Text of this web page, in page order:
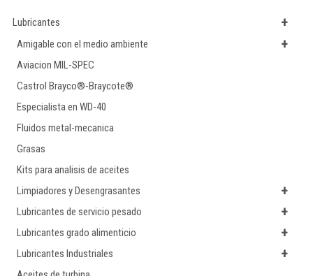
+
Lubricantes
+
Amigable con el medio ambiente
Aviacion MIL-SPEC
Castrol Brayco®-Braycote®
Especialista en WD-40
Fluidos metal-mecanica
Grasas
Kits para analisis de aceites
+
Limpiadores y Desengrasantes
+
Lubricantes de servicio pesado
+
Lubricantes grado alimenticio
+
Lubricantes Industriales